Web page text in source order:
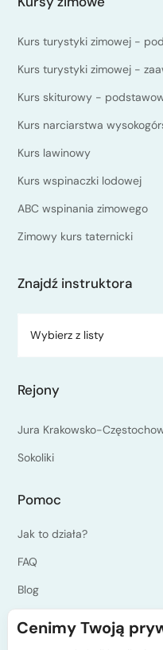
Kurs turystyki zimowej -
Kurs turystyki zimowej -
Kurs skiturowy -
Kurs narciarstwa
Kurs lawinowy
Kurs wspinaczki lodowej
ABC wspinania zimowego
Zimowy kurs taternicki
Znajdź instruktora
Wybierz z listy
Rejony
Jura Krakowsko-
Sokoliki
Pomoc
Jak to działa?
FAQ
Blog
Cenimy Twoją